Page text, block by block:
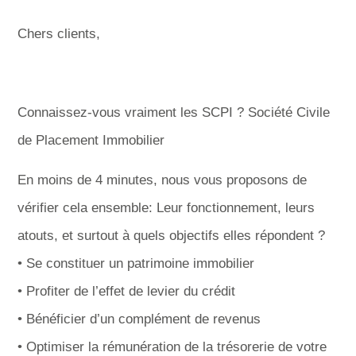
Chers clients,
Connaissez-vous vraiment les SCPI ? Société Civile
de Placement Immobilier
En moins de 4 minutes, nous vous proposons de
vérifier cela ensemble: Leur fonctionnement, leurs
atouts, et surtout à quels objectifs elles répondent ?
• Se constituer un patrimoine immobilier
• Profiter de l’effet de levier du crédit
• Bénéficier d’un complément de revenus
• Optimiser la rémunération de la trésorerie de votre